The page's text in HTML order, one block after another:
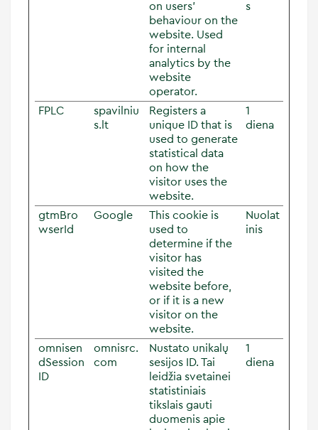
on users'
behaviour on the
website. Used
for internal
analytics by the
website
operator.
s
FPLC
spavilniu
s.lt
Registers a
unique ID that is
used to generate
statistical data
on how the
visitor uses the
website.
1
diena
gtmBro
wserId
Google
This cookie is
used to
determine if the
visitor has
visited the
website before,
or if it is a new
visitor on the
website.
Nuolat
inis
omnisen
dSession
ID
omnisrc.
com
Nustato unikalų
sesijos ID. Tai
leidžia svetainei
statistiniais
tikslais gauti
duomenis apie
1
diena